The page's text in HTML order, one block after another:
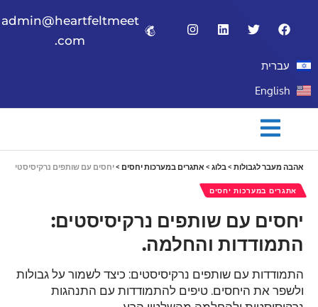
admin@heartfeltmeet
.com
עברית
English
אהבה מעבר לגבולות > בלוג > אתגרים במערכות יחסים > יחסים עם שותפים נרקיסיסטים:
אתגרים במערכות יחסים
יחסים עם שותפים נרקיסיסטים:
התמודדות והחלמה.
התמודדות עם שותפים נרקיסיסטים: כיצד לשמור על גבולות
ולשפר את היחסים. טיפים להתמודדות עם התנהגות